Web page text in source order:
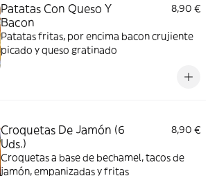
Patatas Con Queso Y
Bacon
8,90 €
Patatas fritas, por encima bacon crujiente
picado y queso gratinado
Croquetas De Jamón (6
Uds.)
8,90 €
Croquetas a base de bechamel, tacos de
jamón, empanizadas y fritas